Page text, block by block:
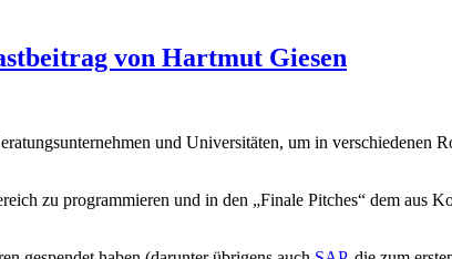
von Hartmut Giesen
und Universitäten, um in verschiedenen
zu programmieren und in den „Finale Pitches“ dem aus